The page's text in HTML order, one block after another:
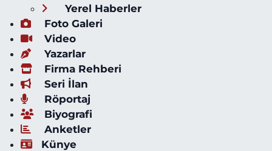
Yerel Haberler
Foto Galeri
Video
Yazarlar
Firma Rehberi
Seri İlan
Röportaj
Biyografi
Anketler
Künye